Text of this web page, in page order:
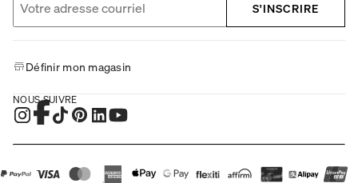
S'INSCRIRE
Définir mon magasin
NOUS SUIVRE